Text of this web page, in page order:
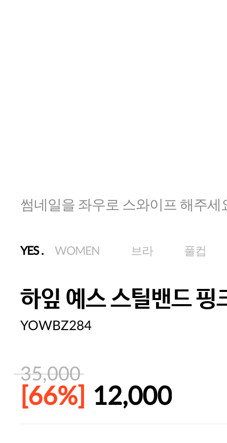
썸네일을 좌우로 스와이프 해주세
YES. WOMEN 브라 풀컵
하잎 예스 스틸밴드 핑
YOWBZ284
35,000
[66%] 12,000